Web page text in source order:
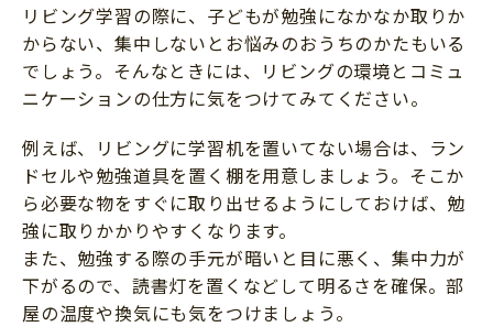
リビング学習の際に、子どもが勉強になかなか取りか
からない、集中しないとお悩みのおうちのかたもいる
でしょう。そんなときには、リビングの環境とコミュ
ニケーションの仕方に気をつけてみてください。
例えば、リビングに学習机を置いてない場合は、ラン
ドセルや勉強道具を置く棚を用意しましょう。そこか
ら必要な物をすぐに取り出せるようにしておけば、勉
強に取りかかりやすくなります。
また、勉強する際の手元が暗いと目に悪く、集中力が
下がるので、読書灯を置くなどして明るさを確保。部
屋の温度や換気にも気をつけましょう。